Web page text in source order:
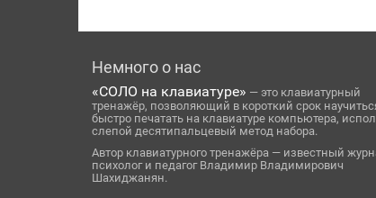
Немного о нас
«СОЛО на клавиатуре» — это клавиатурный
тренажёр, позволяющий в короткий срок
быстро печатать на клавиатуре компьютера,
слепой десятипальцевый метод набора.
Автор клавиатурного тренажёра — известный
психолог и педагог Владимир Владимирович
Шахиджанян.